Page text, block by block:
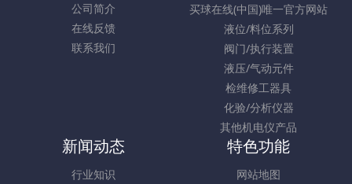
公司简介
在线反馈
联系我们
买球在线(中国)唯一官方网站
液位/料位系列
阀门/执行装置
液压/气动元件
检维修工器具
化验/分析仪器
其他机电仪产品
新闻动态
行业知识
特色功能
网站地图